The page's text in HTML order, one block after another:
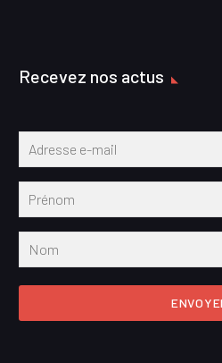
Recevez nos actus